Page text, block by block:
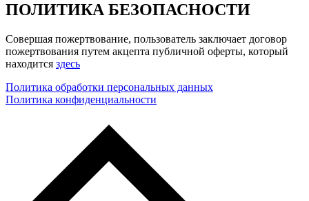
ПОЛИТИКА БЕЗОПАСНОСТИ
Совершая пожертвование, пользователь заключает договор
пожертвования путем акцепта публичной оферты, который
находится здесь
Политика обработки персональных данных
Политика конфиденциальности